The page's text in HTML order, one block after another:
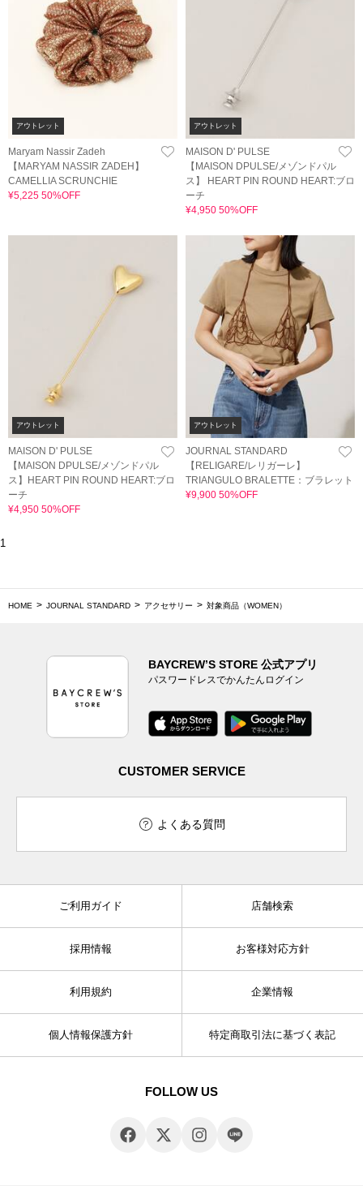
アウトレット
Maryam Nassir Zadeh
【MARYAM NASSIR ZADEH】
CAMELLIA SCRUNCHIE
¥5,225 50%OFF
アウトレット
MAISON D' PULSE
【MAISON DPULSE/メゾンドパル
ス】 HEART PIN ROUND HEART:ブロ
ーチ
¥4,950 50%OFF
アウトレット
MAISON D' PULSE
【MAISON DPULSE/メゾンドパル
ス】HEART PIN ROUND HEART:ブロ
ーチ
¥4,950 50%OFF
アウトレット
JOURNAL STANDARD
【RELIGARE/レリガーレ】
TRIANGULO BRALETTE：ブラレット
¥9,900 50%OFF
1
HOME JOURNAL STANDARD アクセサリー 対象商品（WOMEN）
BAYCREW’S STORE 公式アプリ
パスワードレスでかんたんログイン
CUSTOMER SERVICE
よくある質問
ご利用ガイド 店舗検索
採用情報 お客様対応方針
利用規約 企業情報
個人情報保護方針 特定商取引法に基づく表記
FOLLOW US